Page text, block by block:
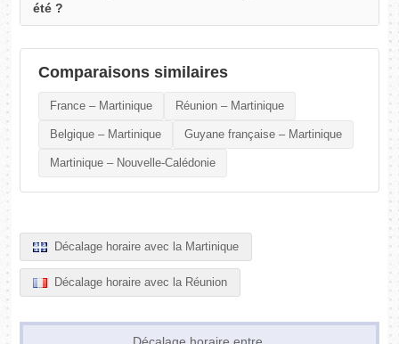
été ?
Comparaisons similaires
France – Martinique Réunion – Martinique
Belgique – Martinique Guyane française – Martinique
Martinique – Nouvelle-Calédonie
Décalage horaire avec la Martinique
Décalage horaire avec la Réunion